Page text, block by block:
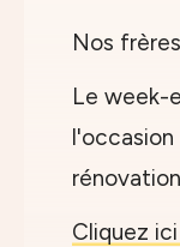
Nos
Le week-
l'occasion
Cliquez ici